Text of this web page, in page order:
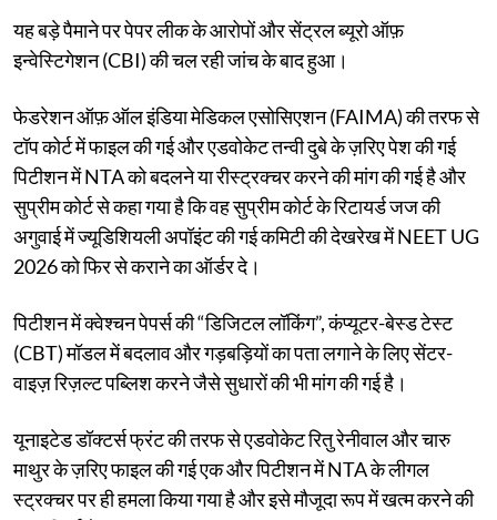
यह बड़े पैमाने पर पेपर लीक के आरोपों और सेंट्रल ब्यूरो ऑफ़
इन्वेस्टिगेशन (CBI) की चल रही जांच के बाद हुआ।
फेडरेशन ऑफ़ ऑल इंडिया मेडिकल एसोसिएशन (FAIMA) की तरफ से
टॉप कोर्ट में फाइल की गई और एडवोकेट तन्वी दुबे के ज़रिए पेश की गई
पिटीशन में NTA को बदलने या रीस्ट्रक्चर करने की मांग की गई है और
सुप्रीम कोर्ट से कहा गया है कि वह सुप्रीम कोर्ट के रिटायर्ड जज की
अगुवाई में ज्यूडिशियली अपॉइंट की गई कमिटी की देखरेख में NEET UG
2026 को फिर से कराने का ऑर्डर दे।
पिटीशन में क्वेश्चन पेपर्स की “डिजिटल लॉकिंग”, कंप्यूटर-बेस्ड टेस्ट
(CBT) मॉडल में बदलाव और गड़बड़ियों का पता लगाने के लिए सेंटर-
वाइज़ रिज़ल्ट पब्लिश करने जैसे सुधारों की भी मांग की गई है।
यूनाइटेड डॉक्टर्स फ्रंट की तरफ से एडवोकेट रितु रेनीवाल और चारु
माथुर के ज़रिए फाइल की गई एक और पिटीशन में NTA के लीगल
स्ट्रक्चर पर ही हमला किया गया है और इसे मौजूदा रूप में खत्म करने की